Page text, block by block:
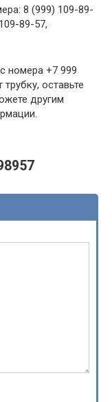
8 (999) 109-89-
89-57,
номера +7 999
оставьте
другим